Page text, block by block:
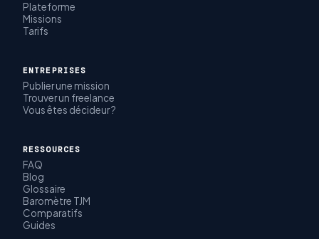
Plateforme
Missions
Tarifs
ENTREPRISES
Publier une mission
Trouver un freelance
Vous êtes décideur ?
RESSOURCES
FAQ
Blog
Glossaire
Baromètre TJM
Comparatifs
Guides